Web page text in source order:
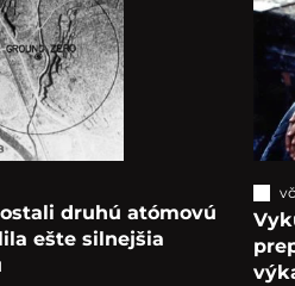
druhú atómovú
ešte silnejšia